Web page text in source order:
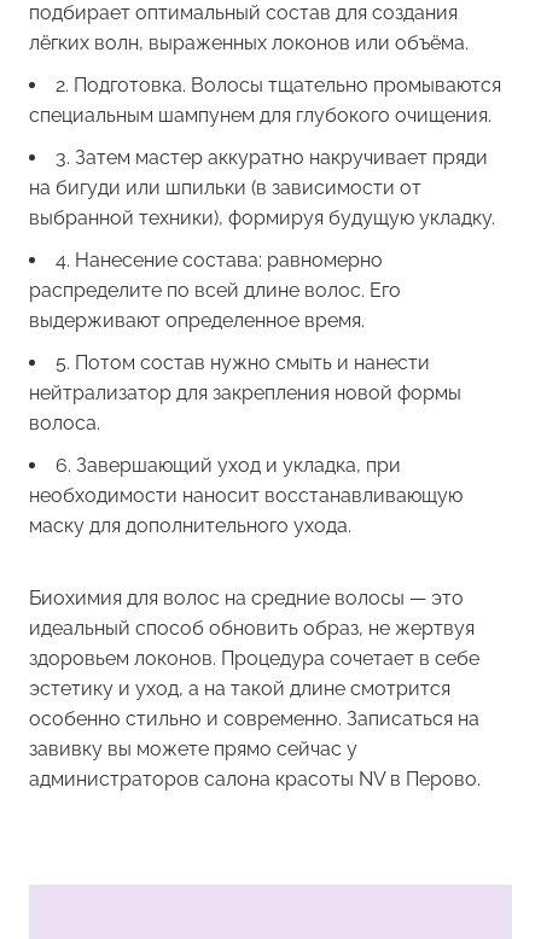
подбирает оптимальный состав для создания
лёгких волн, выраженных локонов или объёма.
2. Подготовка. Волосы тщательно промываются
специальным шампунем для глубокого очищения.
3. Затем мастер аккуратно накручивает пряди
на бигуди или шпильки (в зависимости от
выбранной техники), формируя будущую укладку.
4. Нанесение состава: равномерно
распределите по всей длине волос. Его
выдерживают определенное время.
5. Потом состав нужно смыть и нанести
нейтрализатор для закрепления новой формы
волоса.
6. Завершающий уход и укладка, при
необходимости наносит восстанавливающую
маску для дополнительного ухода.
Биохимия для волос на средние волосы — это
идеальный способ обновить образ, не жертвуя
здоровьем локонов. Процедура сочетает в себе
эстетику и уход, а на такой длине смотрится
особенно стильно и современно. Записаться на
завивку вы можете прямо сейчас у
администраторов салона красоты NV в Перово.